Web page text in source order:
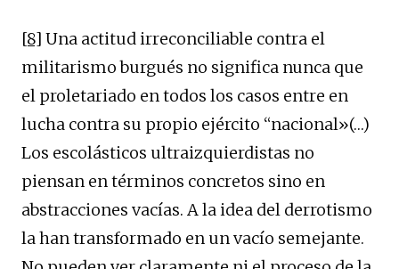
[8] Una actitud irreconciliable contra el
militarismo burgués no significa nunca que
el proletariado en todos los casos entre en
lucha contra su propio ejército “nacional»(…)
Los escolásticos ultraizquierdistas no
piensan en términos concretos sino en
abstracciones vacías. A la idea del derrotismo
la han transformado en un vacío semejante.